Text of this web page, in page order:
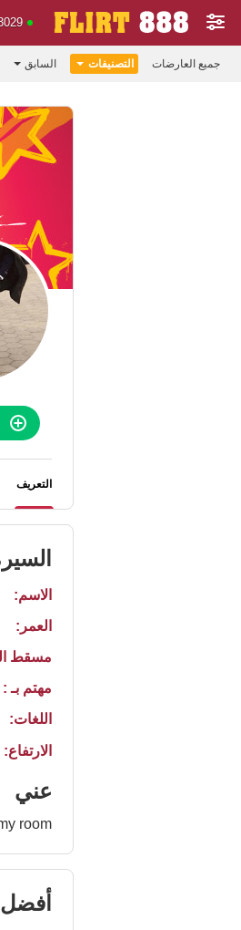
3029
جميع العارضات التصنيفات السابق
التعريف
الاسم:
العمر:
مسقط
مهتم بـ :
اللغات:
الارتفاع:
عني
room!
أفضل 10 من الشبان